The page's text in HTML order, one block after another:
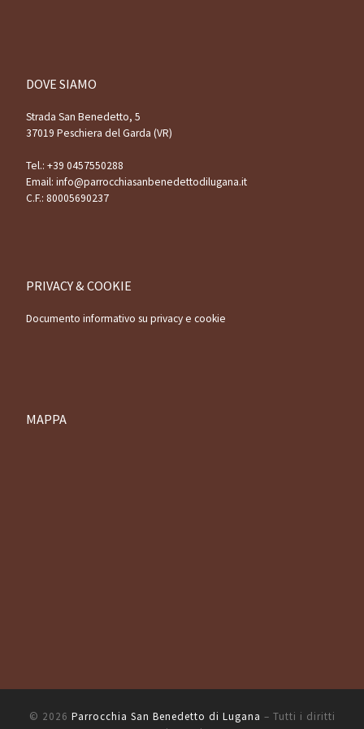
DOVE SIAMO
Strada San Benedetto, 5
37019 Peschiera del Garda (VR)
Tel.: +39 0457550288
Email: info@parrocchiasanbenedettodilugana.it
C.F.: 80005690237
PRIVACY & COOKIE
Documento informativo su privacy e cookie
MAPPA
© 2026 Parrocchia San Benedetto di Lugana – Tutti i diritti